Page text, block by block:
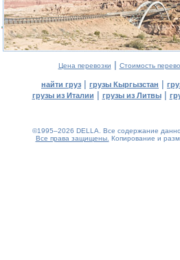
Цена перевозки | Стоимость
найти груз | грузы Кыргызстан |
грузы из Италии | грузы из Литвы|
©1995–2026 DELLA. Все содержание
Все права защищены. Копирование и